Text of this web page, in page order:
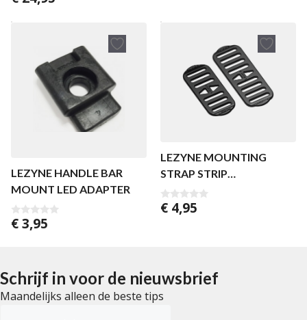
van 5
5
LEZYNE HANDLE BAR
MOUNT LED ADAPTER
0
v
€3,95
LEZYNE MOUNTING
STRAP STRIP
PRO/STRIP/RADAR DRIVE
0
v
€ 4,95
Schrijf in voor de nieuwsbrief
Maandelijks alleen de beste tips